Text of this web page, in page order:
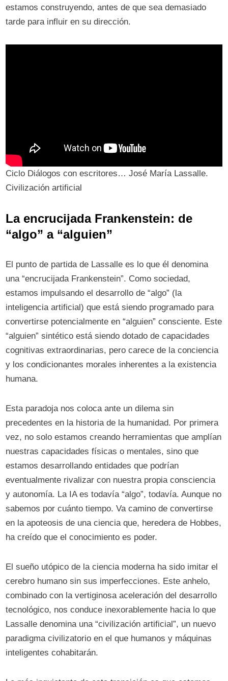
estamos construyendo, antes de que sea demasiado
tarde para influir en su dirección.
Ciclo Diálogos con escritores… José María Lassalle.
Civilización artificial
La encrucijada Frankenstein: de
“algo” a “alguien”
El punto de partida de Lassalle es lo que él denomina
una “encrucijada Frankenstein”. Como sociedad,
estamos impulsando el desarrollo de “algo” (la
inteligencia artificial) que está siendo programado para
convertirse potencialmente en “alguien” consciente. Este
“alguien” sintético está siendo dotado de capacidades
cognitivas extraordinarias, pero carece de la conciencia
y los condicionantes morales inherentes a la existencia
humana.
Esta paradoja nos coloca ante un dilema sin
precedentes en la historia de la humanidad. Por primera
vez, no solo estamos creando herramientas que amplían
nuestras capacidades físicas o mentales, sino que
estamos desarrollando entidades que podrían
eventualmente rivalizar con nuestra propia consciencia
y autonomía. La IA es todavía “algo”, todavía. Aunque no
sabemos por cuánto tiempo. Va camino de convertirse
en la apoteosis de una ciencia que, heredera de Hobbes,
ha creído que el conocimiento es poder.
El sueño utópico de la ciencia moderna ha sido imitar el
cerebro humano sin sus imperfecciones. Este anhelo,
combinado con la vertiginosa aceleración del desarrollo
tecnológico, nos conduce inexorablemente hacia lo que
Lassalle denomina una “civilización artificial”, un nuevo
paradigma civilizatorio en el que humanos y máquinas
inteligentes cohabitarán.